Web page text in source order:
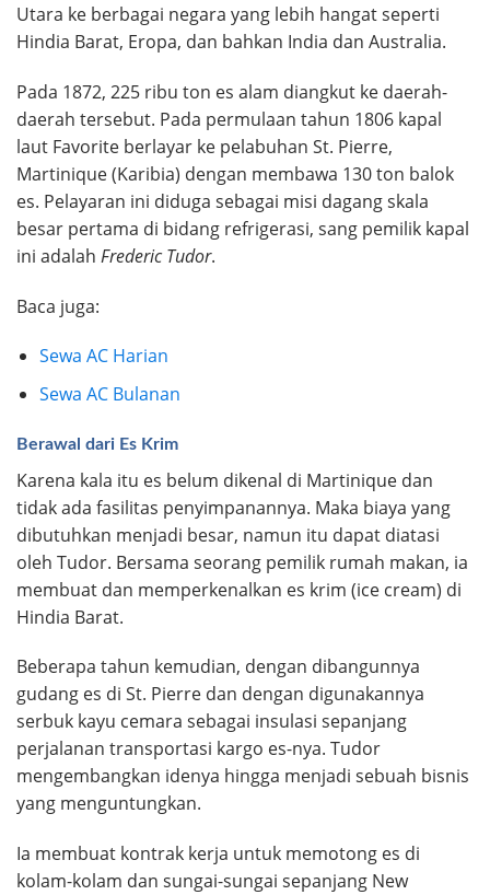
Utara ke berbagai negara yang lebih hangat seperti
Hindia Barat, Eropa, dan bahkan India dan Australia.
Pada 1872, 225 ribu ton es alam diangkut ke daerah-
daerah tersebut. Pada permulaan tahun 1806 kapal
laut Favorite berlayar ke pelabuhan St. Pierre,
Martinique (Karibia) dengan membawa 130 ton balok
es. Pelayaran ini diduga sebagai misi dagang skala
besar pertama di bidang refrigerasi, sang pemilik kapal
ini adalah Frederic Tudor.
Baca juga:
Sewa AC Harian
Sewa AC Bulanan
Berawal dari Es Krim
Karena kala itu es belum dikenal di Martinique dan
tidak ada fasilitas penyimpanannya. Maka biaya yang
dibutuhkan menjadi besar, namun itu dapat diatasi
oleh Tudor. Bersama seorang pemilik rumah makan, ia
membuat dan memperkenalkan es krim (ice cream) di
Hindia Barat.
Beberapa tahun kemudian, dengan dibangunnya
gudang es di St. Pierre dan dengan digunakannya
serbuk kayu cemara sebagai insulasi sepanjang
perjalanan transportasi kargo es-nya. Tudor
mengembangkan idenya hingga menjadi sebuah bisnis
yang menguntungkan.
Ia membuat kontrak kerja untuk memotong es di
kolam-kolam dan sungai-sungai sepanjang New